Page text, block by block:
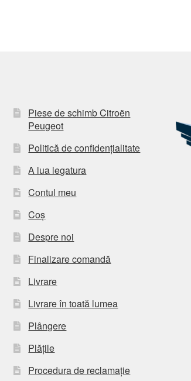
Piese de schimb Citroën
Peugeot
Politică de confidențialitate
A lua legatura
Contul meu
Coș
Despre noi
Finalizare comandă
Livrare
Livrare în toată lumea
Plângere
Plățile
Procedura de reclamație